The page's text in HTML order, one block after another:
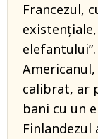
Francezul,
elefantului”.
calibrat, ar
bani cu un
Finlandezul